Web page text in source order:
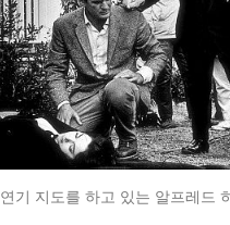
연기 지도를 하고 있는 알프레드